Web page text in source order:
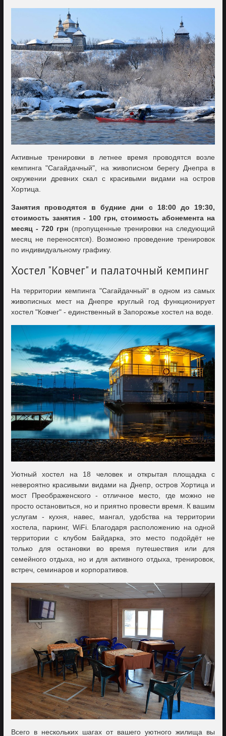
Активные тренировки в летнее время проводятся возле
кемпинга "Сагайдачный", на живописном берегу Днепра в
окружении древних скал с красивыми видами на остров
Хортица.
Занятия проводятся в будние дни с 18:00 до 19:30,
стоимость занятия - 100 грн, стоимость абонемента на
месяц - 720 грн (пропущенные тренировки на следующий
месяц не переносятся). Возможно проведение тренировок
по индивидуальному графику.
Хостел "Ковчег" и палаточный кемпинг
На территории кемпинга "Сагайдачный" в одном из самых
живописных мест на Днепре круглый год функционирует
хостел "Ковчег" - единственный в Запорожье хостел на воде.
Уютный хостел на 18 человек и открытая площадка с
невероятно красивыми видами на Днепр, остров Хортица и
мост Преображенского - отличное место, где можно не
просто остановиться, но и приятно провести время. К вашим
услугам - кухня, навес, мангал, удобства на территории
хостела, паркинг, WiFi. Благодаря расположению на одной
территории с клубом Байдарка, это место подойдёт не
только для остановки во время путешествия или для
семейного отдыха, но и для активного отдыха, тренировок,
встреч, семинаров и корпоративов.
Всего в нескольких шагах от вашего уютного жилища вы